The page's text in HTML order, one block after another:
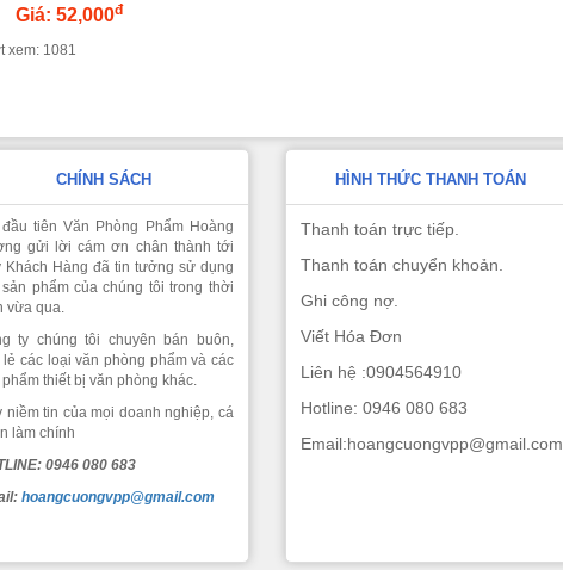
Giá: 52,000đ
xem: 1081
CHÍNH SÁCH
tiên Văn Phòng Phẩm Hoàng
gửi lời cám ơn chân thành tới
Khách Hàng đã tin tưởng sử dụng
sản phẩm của chúng tôi trong thời
vừa qua.
ty chúng tôi chuyên bán buôn,
lẻ các loại văn phòng phẩm và các
thiết bị văn phòng khác.
niềm tin của mọi doanh nghiệp, cá
làm chính
0946 080 683
hoangcuongvpp@gmail.com
HÌNH THỨC THANH TOÁN
Thanh toán trực tiếp.
Thanh toán chuyển khoản.
Ghi công nợ.
Viết Hóa Đơn
Liên hệ :0904564910
Hotline: 0946 080 683
Email:hoangcuongvpp@gmail.com